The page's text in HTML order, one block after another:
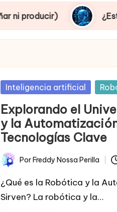
¿Está la
Posted
Inteligencia artificial
Explorando el
y la
Tecnologías Clave
Publicado
por
PorFreddy Nossa Perilla
¿Qué es la Robótica y la
Sirven? La robótica y la…